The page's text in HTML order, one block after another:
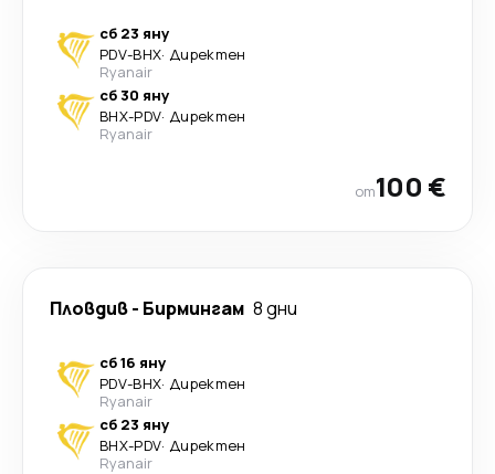
сб 23 яну
PDV-BHX· Директен
Ryanair
сб 30 яну
BHX-PDV· Директен
Ryanair
от100 €
Пловдив- Бирмингам 8 дни
сб 16 яну
PDV-BHX· Директен
Ryanair
сб 23 яну
BHX-PDV· Директен
Ryanair